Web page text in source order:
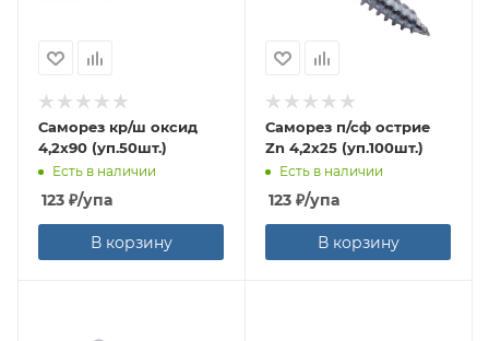
Саморез кр/ш оксид
4,2х90 (уп.50шт.)
Есть в наличии
123 ₽/упа
В корзину
Саморез п/сф острие
Zn 4,2х25 (уп.100шт.)
Есть в наличии
123 ₽/упа
В корзину